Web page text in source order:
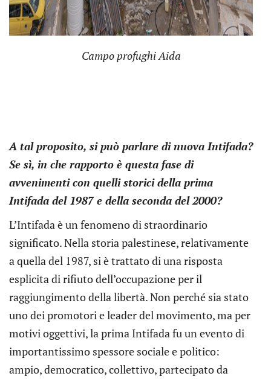
Campo profughi Aida
A tal proposito, si può parlare di nuova Intifada?
Se sì, in che rapporto è questa fase di
avvenimenti con quelli storici della prima
Intifada del 1987 e della seconda del 2000?
L’Intifada è un fenomeno di straordinario
significato. Nella storia palestinese, relativamente
a quella del 1987, si è trattato di una risposta
esplicita di rifiuto dell’occupazione per il
raggiungimento della libertà. Non perché sia stato
uno dei promotori e leader del movimento, ma per
motivi oggettivi, la prima Intifada fu un evento di
importantissimo spessore sociale e politico:
ampio, democratico, collettivo, partecipato da